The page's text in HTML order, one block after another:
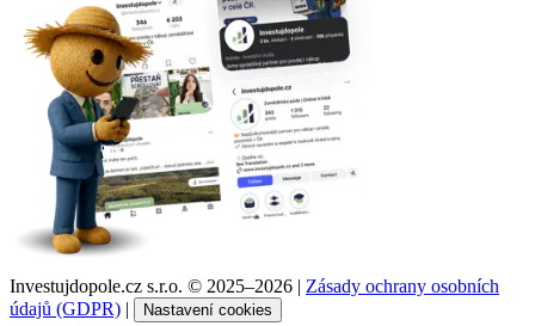
Investujdopole.cz s.r.o. © 2025–2026 | Zásady ochrany osobních
údajů (GDPR) | Nastavení cookies